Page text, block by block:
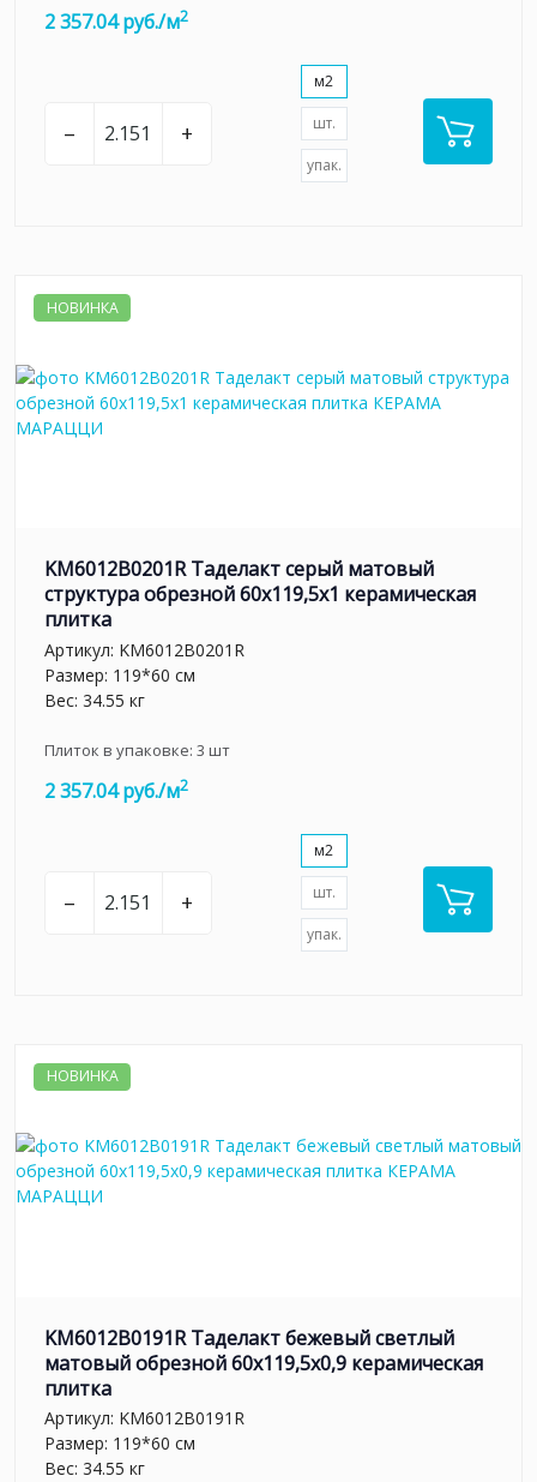
2 357.04 руб./м2
– +
м2
шт.
упак.
НОВИНКА
KM6012B0201R Таделакт серый матовый
структура обрезной 60x119,5x1 керамическая
плитка
Артикул: KM6012B0201R
Размер: 119*60 см
Вес: 34.55 кг
Плиток в упаковке: 3 шт
2 357.04 руб./м2
– +
м2
шт.
упак.
НОВИНКА
KM6012B0191R Таделакт бежевый светлый
матовый обрезной 60x119,5x0,9 керамическая
плитка
Артикул: KM6012B0191R
Размер: 119*60 см
Вес: 34.55 кг